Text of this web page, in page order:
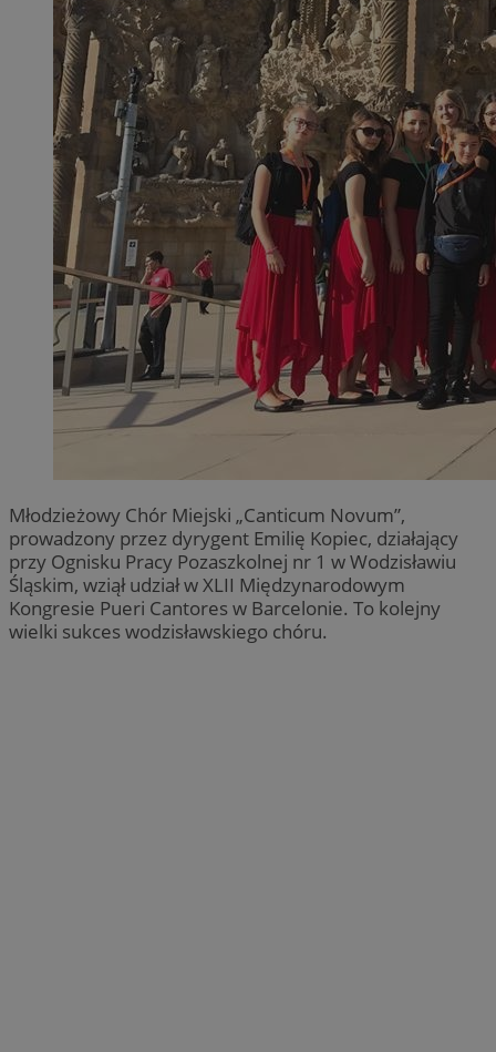
Młodzieżowy Chór Miejski „Canticum Novum”,
prowadzony przez dyrygent Emilię Kopiec, działający
przy Ognisku Pracy Pozaszkolnej nr 1 w Wodzisławiu
Śląskim, wziął udział w XLII Międzynarodowym
Kongresie Pueri Cantores w Barcelonie. To kolejny
wielki sukces wodzisławskiego chóru.